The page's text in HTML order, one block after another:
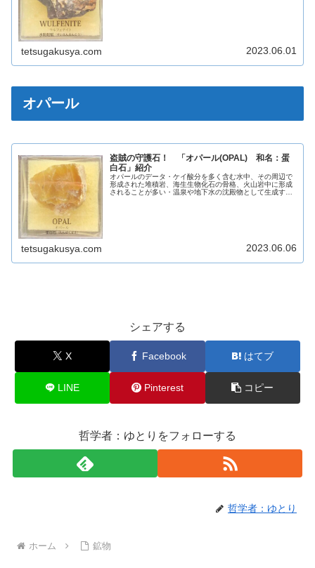
tetsugakusya.com 2023.06.01
オパール
盗賊の守護石！ 「オパール(OPAL) 和名：蛋
白石」紹介
オパールのデータ・ケイ酸分を多く含む水中、その周辺で
形成された堆積岩、海生生物化石の骨格、火山岩中に形成
されることが多い・温泉や地下水の沈殿物として生成する
tetsugakusya.com 2023.06.06
シェアする
X Facebook はてブ
LINE Pinterest コピー
哲学者：ゆとりをフォローする
哲学者：ゆとり
ホーム 鉱物